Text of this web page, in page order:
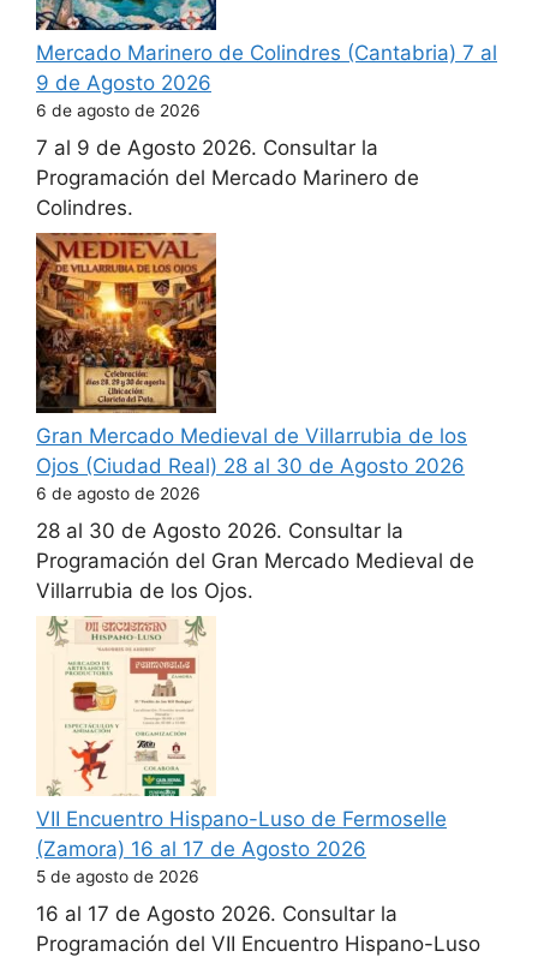
Mercado Marinero de Colindres (Cantabria) 7 al
9 de Agosto 2026
6 de agosto de 2026
7 al 9 de Agosto 2026. Consultar la
Programación del Mercado Marinero de
Colindres.
Gran Mercado Medieval de Villarrubia de los
Ojos (Ciudad Real) 28 al 30 de Agosto 2026
6 de agosto de 2026
28 al 30 de Agosto 2026. Consultar la
Programación del Gran Mercado Medieval de
Villarrubia de los Ojos.
VII Encuentro Hispano-Luso de Fermoselle
(Zamora) 16 al 17 de Agosto 2026
5 de agosto de 2026
16 al 17 de Agosto 2026. Consultar la
Programación del VII Encuentro Hispano-Luso